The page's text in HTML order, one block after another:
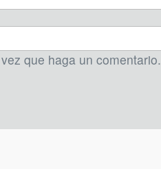
que haga un comentario.